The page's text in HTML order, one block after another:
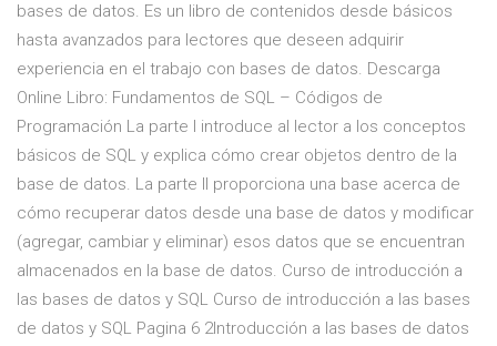
bases de datos. Es un libro de contenidos desde básicos
hasta avanzados para lectores que deseen adquirir
experiencia en el trabajo con bases de datos. Descarga
Online Libro: Fundamentos de SQL – Códigos de
Programación La parte I introduce al lector a los conceptos
básicos de SQL y explica cómo crear objetos dentro de la
base de datos. La parte II proporciona una base acerca de
cómo recuperar datos desde una base de datos y modificar
(agregar, cambiar y eliminar) esos datos que se encuentran
almacenados en la base de datos. Curso de introducción a
las bases de datos y SQL Curso de introducción a las bases
de datos y SQL Pagina 6 2Introducción a las bases de datos